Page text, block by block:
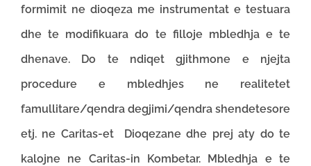
formimit ne dioqeza me instrumentat e testuara
dhe te modifikuara do te filloje mbledhja e te
dhenave. Do te ndiqet gjithmone e njejta
procedure e mbledhjes ne realitetet
famullitare/qendra degjimi/qendra shendetesore
etj. ne Caritas-et Dioqezane dhe prej aty do te
kalojne ne Caritas-in Kombetar. Mbledhja e te